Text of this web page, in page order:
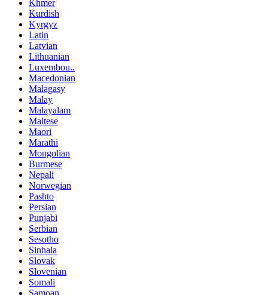
Khmer
Kurdish
Kyrgyz
Latin
Latvian
Lithuanian
Luxembou..
Macedonian
Malagasy
Malay
Malayalam
Maltese
Maori
Marathi
Mongolian
Burmese
Nepali
Norwegian
Pashto
Persian
Punjabi
Serbian
Sesotho
Sinhala
Slovak
Slovenian
Somali